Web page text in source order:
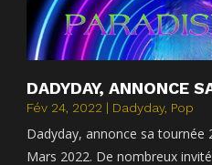
DADYDAY, ANNONCE
Fév 24, 2022 | Dadyday, Pop
Dadyday, annonce sa tournée
Mars 2022. De nombreux